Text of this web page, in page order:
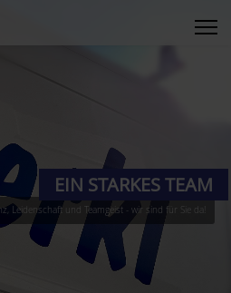
Leidenschaft und Teamgeist - wir sind für Sie da!
EIN STARKES TEAM